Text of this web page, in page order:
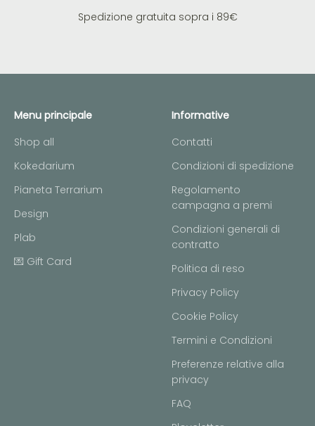
Spedizione gratuita sopra i 89€
Menu principale
Shop all
Kokedarium
Pianeta Terrarium
Design
Plab
💌 Gift Card
Informative
Contatti
Condizioni di spedizione
Regolamento
campagna a premi
Condizioni generali di
contratto
Politica di reso
Privacy Policy
Cookie Policy
Termini e Condizioni
Preferenze relative alla
privacy
FAQ